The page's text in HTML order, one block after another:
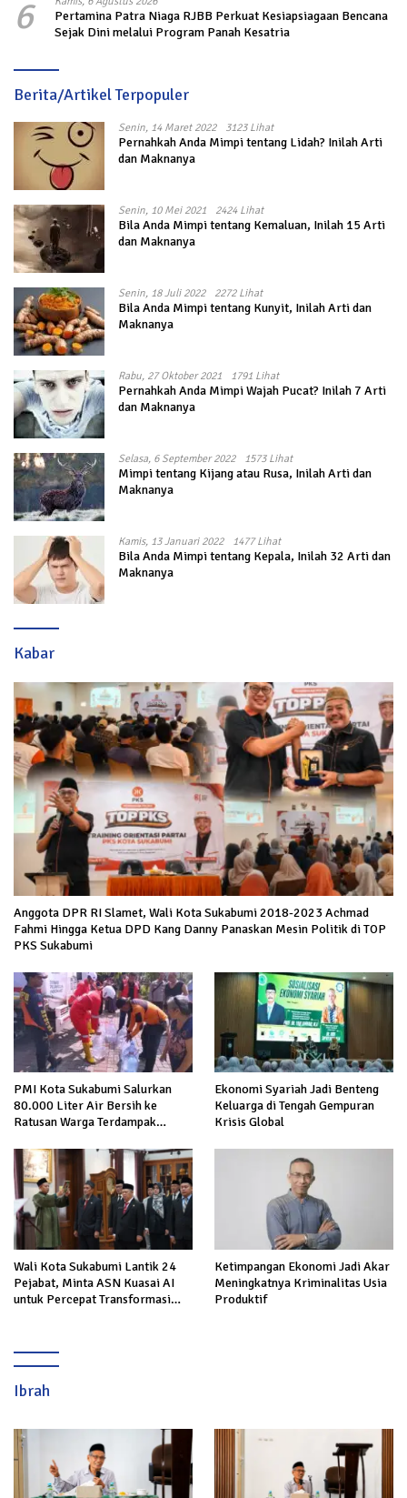
6
Pertamina Patra Niaga RJBB Perkuat Kesiapsiagaan Bencana
Sejak Dini melalui Program Panah Kesatria
Berita/Artikel Terpopuler
Senin, 14 Maret 2022 3123 Lihat
Pernahkah Anda Mimpi tentang Lidah? Inilah Arti
dan Maknanya
Senin, 10 Mei 2021 2424 Lihat
Bila Anda Mimpi tentang Kemaluan, Inilah 15 Arti
dan Maknanya
Senin, 18 Juli 2022 2272 Lihat
Bila Anda Mimpi tentang Kunyit, Inilah Arti dan
Maknanya
Rabu, 27 Oktober 2021 1791 Lihat
Pernahkah Anda Mimpi Wajah Pucat? Inilah 7 Arti
dan Maknanya
Selasa, 6 September 2022 1573 Lihat
Mimpi tentang Kijang atau Rusa, Inilah Arti dan
Maknanya
Kamis, 13 Januari 2022 1477 Lihat
Bila Anda Mimpi tentang Kepala, Inilah 32 Arti dan
Maknanya
Kabar
Anggota DPR RI Slamet, Wali Kota Sukabumi 2018-2023 Achmad
Fahmi Hingga Ketua DPD Kang Danny Panaskan Mesin Politik di TOP
PKS Sukabumi
PMI Kota Sukabumi Salurkan
80.000 Liter Air Bersih ke
Ratusan Warga Terdampak
Ekonomi Syariah Jadi Benteng
Keluarga di Tengah Gempuran
Krisis Global
Wali Kota Sukabumi Lantik 24
Pejabat, Minta ASN Kuasai AI
untuk Percepat Transformasi
Ketimpangan Ekonomi Jadi Akar
Meningkatnya Kriminalitas Usia
Produktif
Ibrah